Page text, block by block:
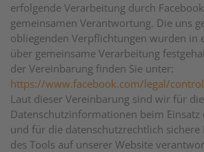
erfolgende Verarbeitung durch
gemeinsamen Verantwortung. Die uns
obliegenden Verpflichtungen wurden in
über gemeinsame Verarbeitung
der Vereinbarung finden Sie unter:
https://www.facebook.com/legal/
Laut dieser Vereinbarung sind wir für
Datenschutzinformationen beim Einsatz
und für die datenschutzrechtlich
des Tools auf unserer Website